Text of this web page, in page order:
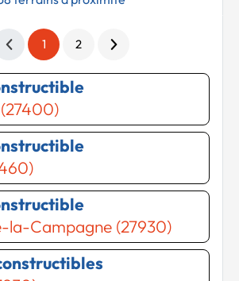
1 2
la-Campagne (27930)